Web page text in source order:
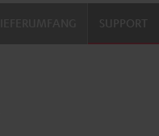
SUPPORT